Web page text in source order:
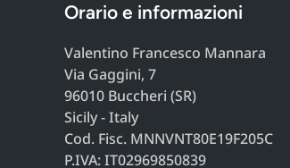
Orario e informazioni
Valentino Francesco Mannara
Via Gaggini, 7
96010 Buccheri (SR)
Sicily - Italy
Cod. Fisc. MNNVNT80E19F205C
P.IVA: IT02969850839